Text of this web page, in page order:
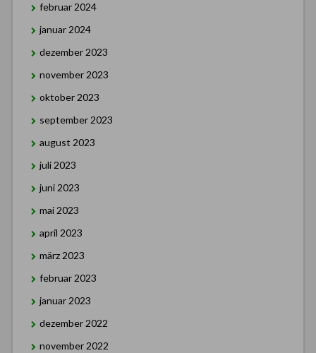
februar 2024
januar 2024
dezember 2023
november 2023
oktober 2023
september 2023
august 2023
juli 2023
juni 2023
mai 2023
april 2023
märz 2023
februar 2023
januar 2023
dezember 2022
november 2022